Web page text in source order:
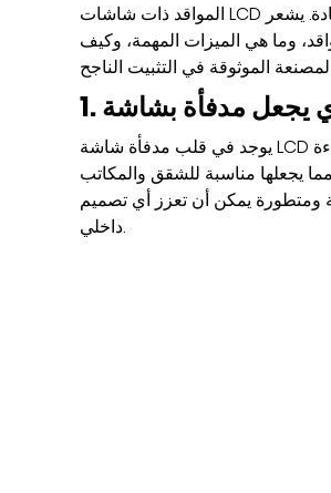
المواقد ذات شاشات LCD يشعر
وما هي الميزات المهمة، وكيف
يجعل
يوجد في قلب مدفأة شاشة LCD تقنية عرض عالية الدقة مقترنة بإضاءة LED. يخلق هذا الإعداد لهيبًا واقعيًا يومض ويرقص تمامًا مثل النار
يجعلها مناسبة للشقق والمكاتب
ومتطورة يمكن أن تعزز أي تصميم
داخلي.